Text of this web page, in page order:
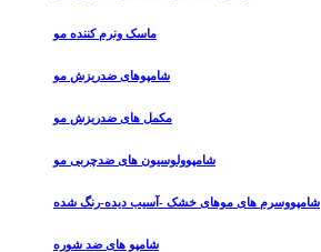
ماسک ونرم کننده مو
شامپوهای ضدریزش مو
مکمل های ضدریزش مو
شامپوولوسیون های ضدچربی مو
شامپووسرم های موهای خشک -آسیب دیده-رنگ شده
شامپو های ضد شوره